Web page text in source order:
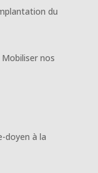
du
nos
doyen à la